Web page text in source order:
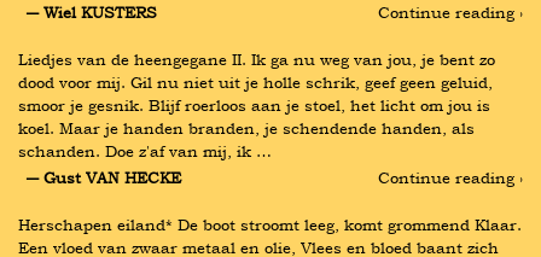
― Wiel KUSTERS
Continue reading ›
Liedjes van de heengegane II. Ik ga nu weg van jou, je bent zo
dood voor mij. Gil nu niet uit je holle schrik, geef geen geluid,
smoor je gesnik. Blijf roerloos aan je stoel, het licht om jou is
koel. Maar je handen branden, je schendende handen, als
schanden. Doe z'af van mij, ik …
― Gust VAN HECKE
Continue reading ›
Herschapen eiland* De boot stroomt leeg, komt grommend Klaar.
Een vloed van zwaar metaal en olie, Vlees en bloed baant zich